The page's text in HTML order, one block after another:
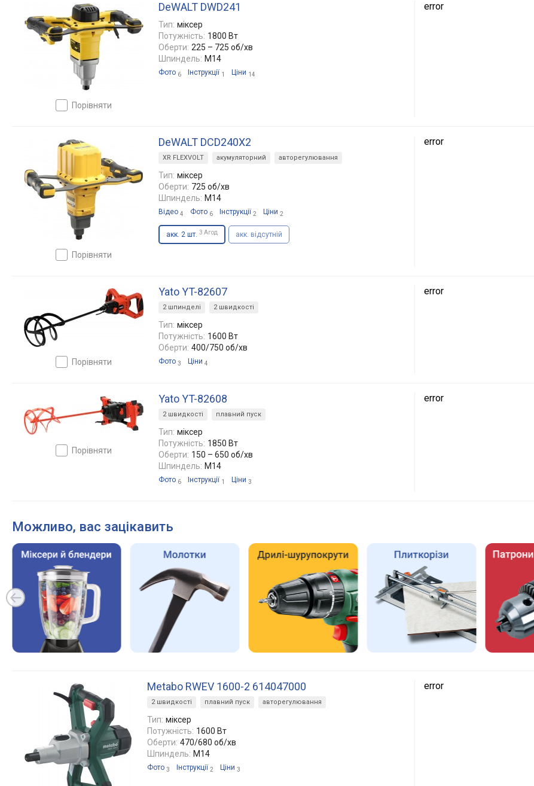
порівняти
DeWALT DWD241
Тип: міксер
Потужність: 1800 Вт
Оберти: 225 – 725 об/хв
Шпиндель: M14
Фото 6 Інструкції 1 Ціни 14
error
порівняти
DeWALT DCD240X2
XR FLEXVOLT акумуляторний авторегулювання
Тип: міксер
Оберти: 725 об/хв
Шпиндель: M14
Відео 4 Фото 6 Інструкції 2 Ціни 2
акк. 2 шт. 3 Агод акк. відсутній
error
порівняти
Yato YT-82607
2 шпинделі 2 швидкості
Тип: міксер
Потужність: 1600 Вт
Оберти: 400/750 об/хв
Фото 3 Ціни 4
error
порівняти
Yato YT-82608
2 швидкості плавний пуск
Тип: міксер
Потужність: 1850 Вт
Оберти: 150 – 650 об/хв
Шпиндель: M14
Фото 6 Інструкції 1 Ціни 3
error
Можливо, вас зацікавить
Metabo RWEV 1600-2 614047000
2 швидкості плавний пуск авторегулювання
Тип: міксер
Потужність: 1600 Вт
Оберти: 470/680 об/хв
Шпиндель: M14
Фото 3 Інструкції 2 Ціни 3
error